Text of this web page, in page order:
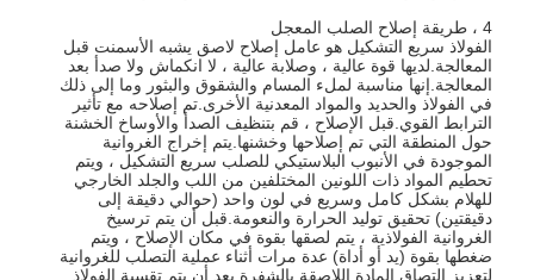
منزل
المنتجات
أشرطة فيديو
4 ، طريقة إصلاح الصلب المعجل
الفولاذ سريع التشكيل هو عامل إصلاح لاصق يشبه الأسمنت قبل
المعالجة.لديها قوة عالية ، وصلابة عالية ، لا انكماش ولا صدأ بعد
المعالجة.إنها مناسبة لملء المسام والشقوق والبثور وما إلى ذلك
في الفولاذ والحديد والمواد المعدنية الأخرى.تم إصلاحه مع تأثير
الترابط القوي.قبل الإصلاح ، قم بتنظيف الصدأ والأوساخ الخشنة
حول المنطقة التي تم إصلاحها وخشنها.يتم إخراج الغروانية
الموجودة في الأنبوب البلاستيكي للصلب سريع التشكيل ، ويتم
تحطيم المواد ذات اللونين المختلفين من اللب والجلد الخارجي
للهلام بشكل كامل وسريع في لون واحد (حوالي دقيقة إلى
دقيقتين) تحقيق توليد الحرارة والنعومة.قبل أن يتم ترسيخ
الغروانية الفولاذية ، يتم لصقها بقوة في مكان الإصلاح ، ويتم
ضغطها بقوة (يد أو أداة) عدة مرات أثناء عملية التصلب للغروانية
لتعزيز التصاق المادة اللاصقة بالشفرة.بعد أن يتم تقسية الفولاذ